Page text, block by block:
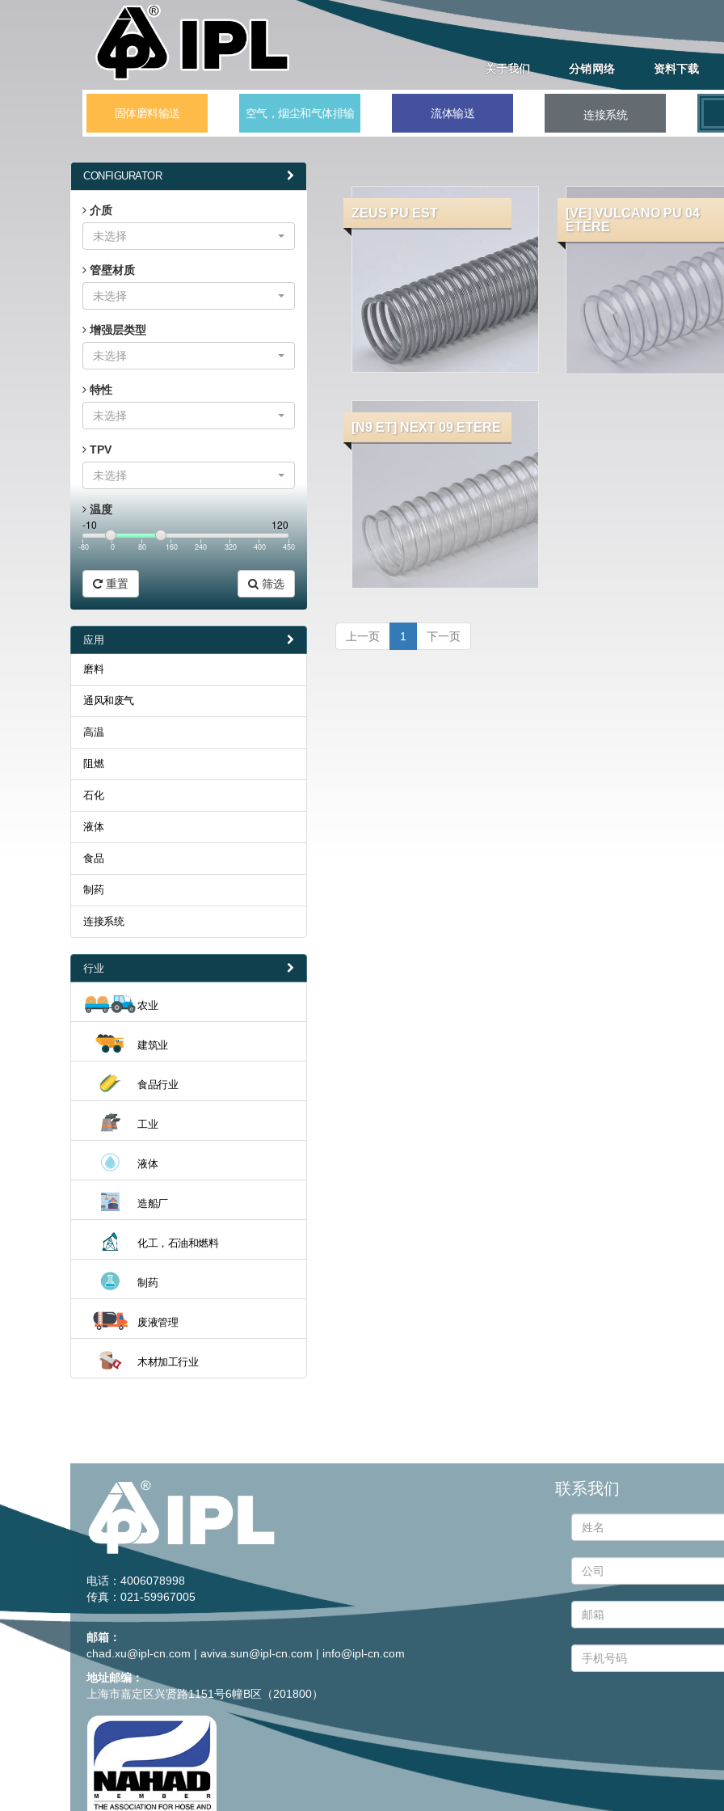
关于我们 分销网络 资料下载
固体磨料输送 空气，烟尘和气体排输 流体输送 连接系统
CONFIGURATOR
介质
未选择
管壁材质
未选择
增强层类型
未选择
特性
未选择
TPV
未选择
温度
-10 120
-80 0 80 160 240 320 400 450
重置 筛选
应用
磨料
通风和废气
高温
阻燃
石化
液体
食品
制药
连接系统
行业
农业
建筑业
食品行业
工业
液体
造船厂
化工，石油和燃料
制药
废液管理
木材加工行业
ZEUS PU EST
[VE] VULCANO PU 04
ETERE
[N9 ET] NEXT 09 ETERE
上一页 1 下一页
电话：4006078998
传真：021-59967005
邮箱：
chad.xu@ipl-cn.com | aviva.sun@ipl-cn.com | info@ipl-cn.com
地址邮编：
上海市嘉定区兴贤路1151号6幢B区（201800）
联系我们